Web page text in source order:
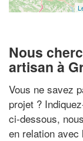
Nous
artisan à
Vous ne savez
projet ?
ci-dessous,
en relation avec